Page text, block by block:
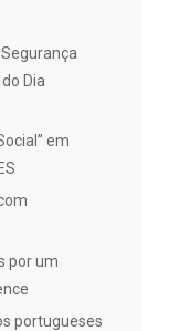
Dia
em
por um
portugueses